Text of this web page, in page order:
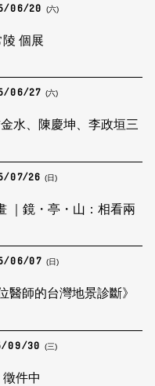
06/20 (六)
個展
06/27 (六)
金水、陳慶坤、李政垣三
07/26 (日)
｜鏡・亭・山：相看兩
06/07 (日)
醫師的台灣地景診斷》
09/30 (三)
件中